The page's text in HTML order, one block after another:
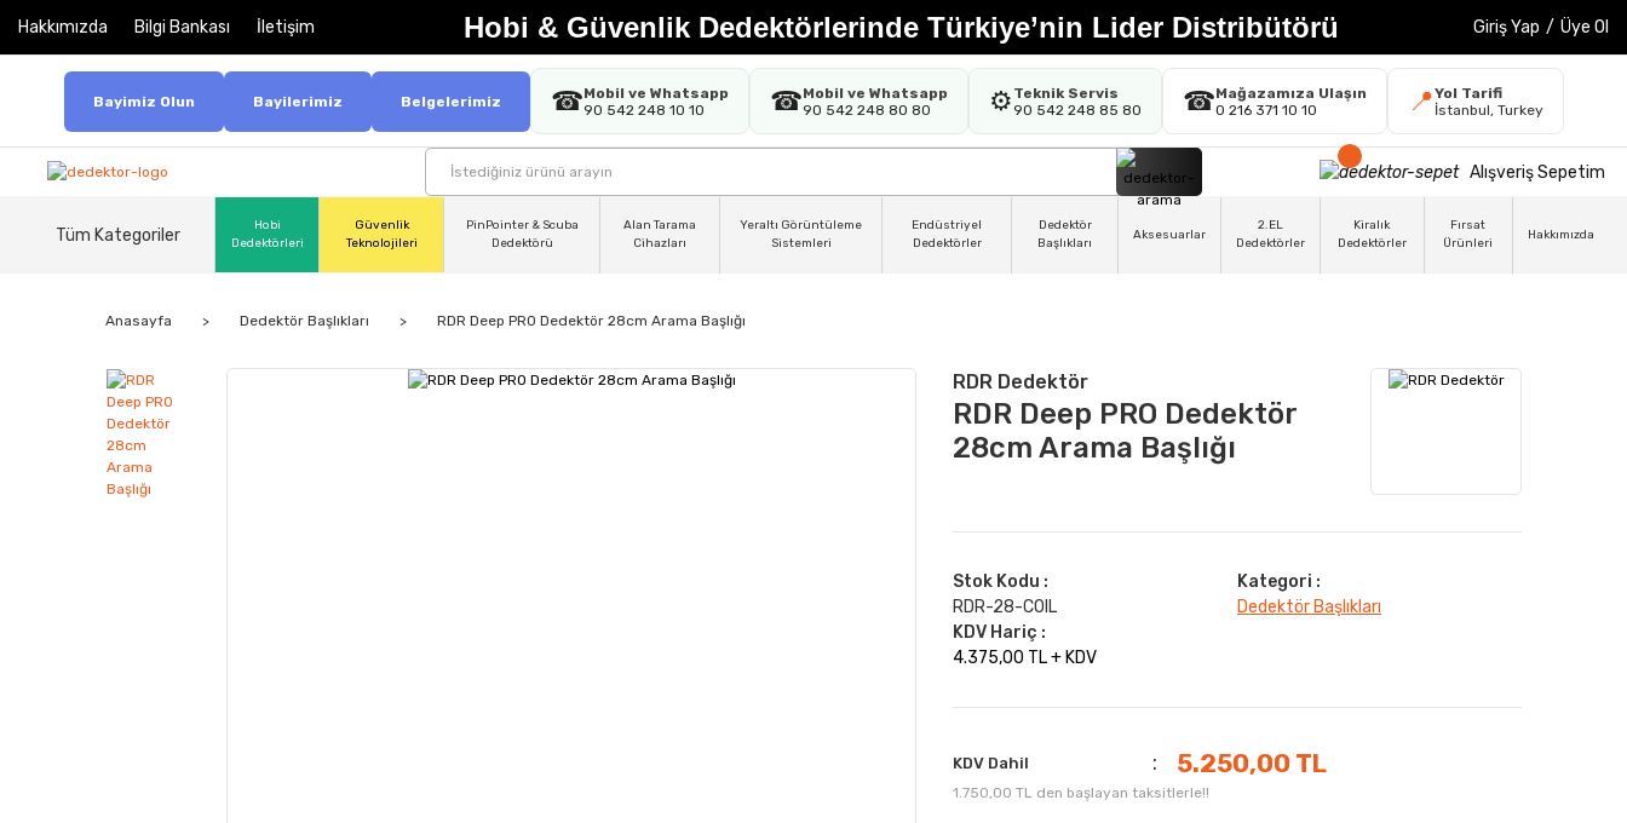
Hakkımızda Bilgi Bankası İletişim Hobi & Güvenlik Dedektörlerinde Türkiye’nin Lider Distribütörü Giriş Yap / Üye Ol
Bayimiz Olun Bayilerimiz Belgelerimiz ☎Mobil ve Whatsapp
90 542 248 10 10
☎Mobil ve Whatsapp
90 542 248 80 80
⚙️ Teknik Servis
90 542 248 85 80
☎Mağazamıza Ulaşın
0 216 371 10 10
📍Yol Tarifi
İstanbul, Turkey
Alışveriş Sepetim
Tüm Kategoriler
Hobi
Dedektörleri
Güvenlik
Teknolojileri
PinPointer & Scuba
Dedektörü
Alan Tarama
Cihazları
Yeraltı Görüntüleme
Sistemleri
Endüstriyel
Dedektörler
Dedektör
Başlıkları
Aksesuarlar
2.EL
Dedektörler
Kiralık
Dedektörler
Fırsat
Ürünleri
Hakkımızda
Anasayfa Dedektör Başlıkları RDR Deep PRO Dedektör 28cm Arama Başlığı
RDR Dedektör
RDR Deep PRO Dedektör
28cm Arama Başlığı
Stok Kodu :
RDR-28-COIL
Kategori :
Dedektör Başlıkları
KDV Hariç :
4.375,00 TL + KDV
KDV Dahil 5.250,00 TL
1.750,00 TL den başlayan taksitlerle!!